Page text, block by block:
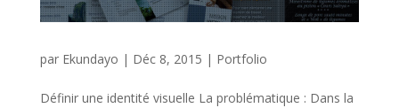
par Ekundayo | Déc 8, 2015 | Portfolio
Définir une identité visuelle La problématique : Dans la